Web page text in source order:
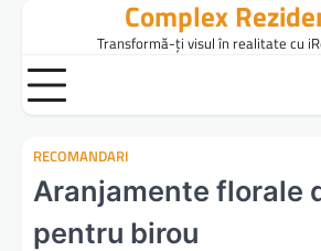
content
Complex
Transformă-ți visul în realitate cu
RECOMANDARI
Aranjamente florale
pentru birou